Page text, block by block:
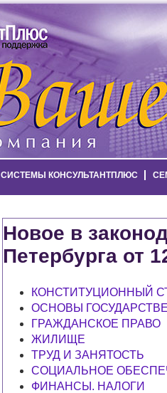
СИСТЕМЫ КОНСУЛЬТАНТПЛЮС
Новое в
Петербурга от
КОНСТИТУЦИОННЫЙ
ОСНОВЫ
ГРАЖДАНСКОЕ ПРАВО
ЖИЛИЩЕ
ТРУД И ЗАНЯТОСТЬ
СОЦИАЛЬНОЕ
ФИНАНСЫ. НАЛОГИ